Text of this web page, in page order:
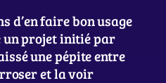
d’en faire bon usage
un projet initié par
une pépite entre
et la voir